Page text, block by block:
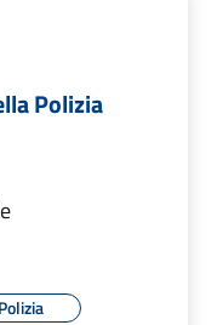
Polizia
Polizia